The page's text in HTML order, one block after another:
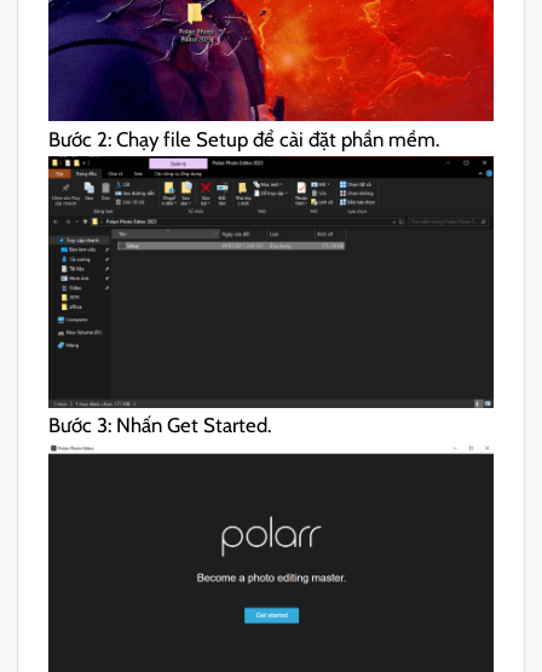
Bước 2: Chạy file Setup để cài đặt phần mềm.
Bước 3: Nhấn Get Started.